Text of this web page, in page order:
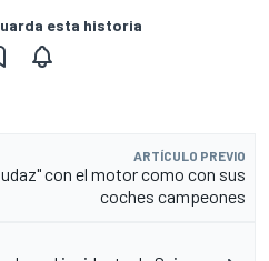
esta historia
ARTÍCULO PREVIO
con el motor como con sus
coches campeones